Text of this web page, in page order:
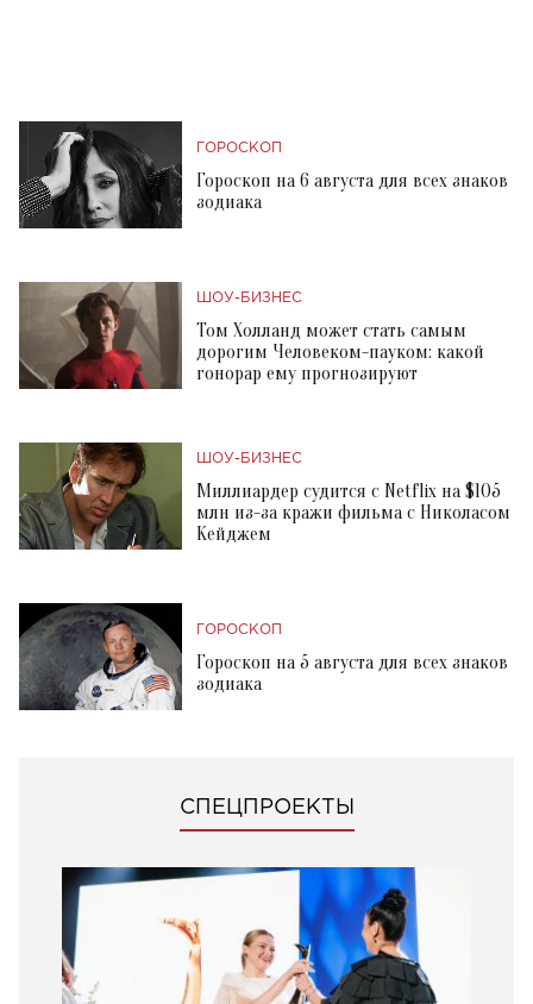
ГОРОСКОП
Гороскоп на 6 августа для всех знаков
зодиака
ШОУ-БИЗНЕС
Том Холланд может стать самым
дорогим Человеком-пауком: какой
гонорар ему прогнозируют
ШОУ-БИЗНЕС
Миллиардер судится с Netflix на $105
млн из-за кражи фильма с Николасом
Кейджем
ГОРОСКОП
Гороскоп на 5 августа для всех знаков
зодиака
СПЕЦПРОЕКТЫ